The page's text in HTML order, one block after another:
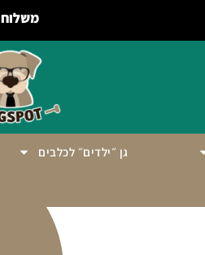
משלוחים
גן ״ילדים״ לכלבים